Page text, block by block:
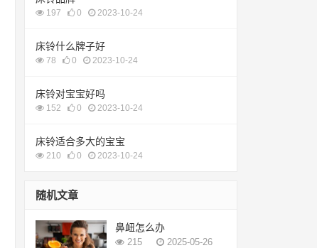
197 0 2023-10-24
床铃什么牌子好
78 0 2023-10-24
床铃对宝宝好吗
152 0 2023-10-24
床铃适合多大的宝宝
210 0 2023-10-24
随机文章
鼻衄怎么办
215 2025-05-26